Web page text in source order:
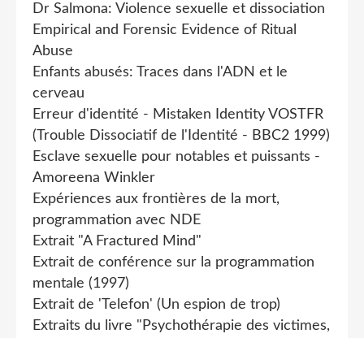
Dr Salmona: Violence sexuelle et dissociation
Empirical and Forensic Evidence of Ritual
Abuse
Enfants abusés: Traces dans l'ADN et le
cerveau
Erreur d'identité - Mistaken Identity VOSTFR
(Trouble Dissociatif de l'Identité - BBC2 1999)
Esclave sexuelle pour notables et puissants -
Amoreena Winkler
Expériences aux frontières de la mort,
programmation avec NDE
Extrait "A Fractured Mind"
Extrait de conférence sur la programmation
mentale (1997)
Extrait de 'Telefon' (Un espion de trop)
Extraits du livre "Psychothérapie des victimes,